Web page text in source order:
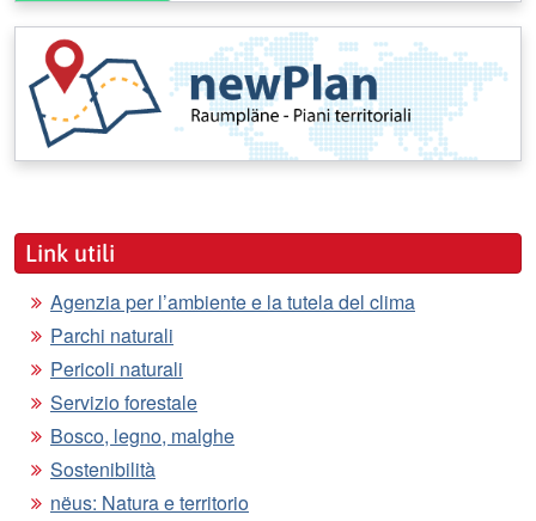
Link utili
Agenzia per l’ambiente e la tutela del clima
Parchi naturali
Pericoli naturali
Servizio forestale
Bosco, legno, malghe
Sostenibilità
nëus: Natura e territorio